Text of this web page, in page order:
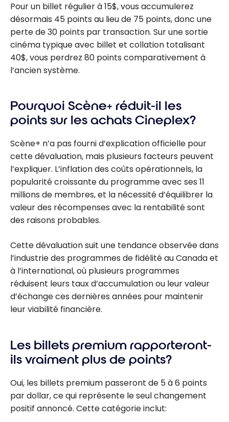
Pour un billet régulier à 15$, vous accumulerez
désormais 45 points au lieu de 75 points, donc une
perte de 30 points par transaction. Sur une sortie
cinéma typique avec billet et collation totalisant
40$, vous perdrez 80 points comparativement à
l’ancien système.
Pourquoi Scène+ réduit-il les
points sur les achats Cineplex?
Scène+ n’a pas fourni d’explication officielle pour
cette dévaluation, mais plusieurs facteurs peuvent
l’expliquer. L’inflation des coûts opérationnels, la
popularité croissante du programme avec ses 11
millions de membres, et la nécessité d’équilibrer la
valeur des récompenses avec la rentabilité sont
des raisons probables.
Cette dévaluation suit une tendance observée dans
l’industrie des programmes de fidélité au Canada et
à l’international, où plusieurs programmes
réduisent leurs taux d’accumulation ou leur valeur
d’échange ces dernières années pour maintenir
leur viabilité financière.
Les billets premium rapporteront-
ils vraiment plus de points?
Oui, les billets premium passeront de 5 à 6 points
par dollar, ce qui représente le seul changement
positif annoncé. Cette catégorie inclut: